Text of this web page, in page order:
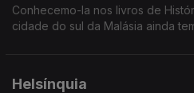
Conhecemo-la nos livros de
cidade do sul da Malásia ainda
Helsínquia